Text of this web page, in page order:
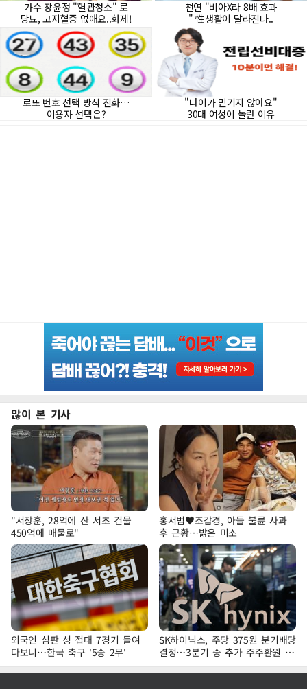
많이 본 기사
"서장훈, 28억에 산 서초 건물
450억에 매물로"
홍서범♥조갑경, 아들 불륜 사과
후 근황…밝은 미소
외국인 심판 성 접대 7경기 들여
다보니…한국 축구 '5승 2무'
SK하이닉스, 주당 375원 분기배당
결정…3분기 중 추가 주주환원 발
표